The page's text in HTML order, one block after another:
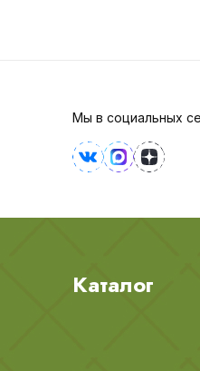
Мы в социальных
Каталог